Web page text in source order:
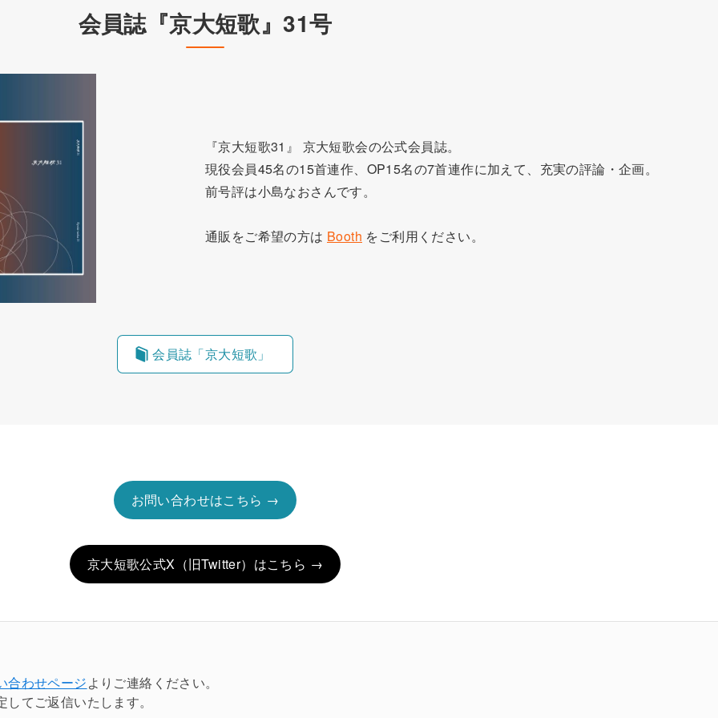
会員誌『京大短歌』31号
『京大短歌31』 京大短歌会の公式会員誌。
現役会員45名の15首連作、OP15名の7首連作に加えて、充実の評論・企画。
前号評は小島なおさんです。
通販をご希望の方は Booth をご利用ください。
会員誌「京大短歌」
お問い合わせはこちら →
京大短歌公式X（旧Twitter）はこちら →
合わせページよりご連絡ください。
てご返信いたします。